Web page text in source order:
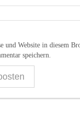
und Website in diesem
speichern.